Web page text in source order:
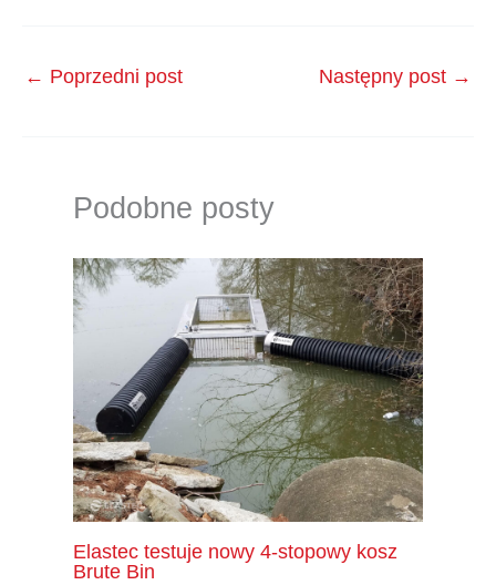
← Poprzedni post Następny post →
Podobne posty
Elastec testuje nowy 4-stopowy kosz
Brute Bin